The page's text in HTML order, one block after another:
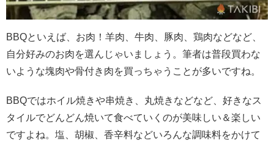
BBQといえば、お肉！羊肉、牛肉、豚肉、鶏肉などなど、
自分好みのお肉を選んじゃいましょう。筆者は普段買わな
いような塊肉や骨付き肉を買っちゃうことが多いですね。
BBQではホイル焼きや串焼き、丸焼きなどなど、好きなス
タイルでどんどん焼いて食べていくのが美味しい＆楽しい
ですよね。塩、胡椒、香辛料などいろんな調味料をかけて